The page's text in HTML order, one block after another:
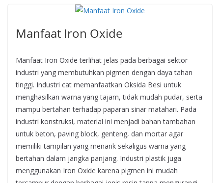
Manfaat Iron Oxide
Manfaat Iron Oxide terlihat jelas pada berbagai sektor
industri yang membutuhkan pigmen dengan daya tahan
tinggi. Industri cat memanfaatkan Oksida Besi untuk
menghasilkan warna yang tajam, tidak mudah pudar, serta
mampu bertahan terhadap paparan sinar matahari. Pada
industri konstruksi, material ini menjadi bahan tambahan
untuk beton, paving block, genteng, dan mortar agar
memiliki tampilan yang menarik sekaligus warna yang
bertahan dalam jangka panjang. Industri plastik juga
menggunakan Iron Oxide karena pigmen ini mudah